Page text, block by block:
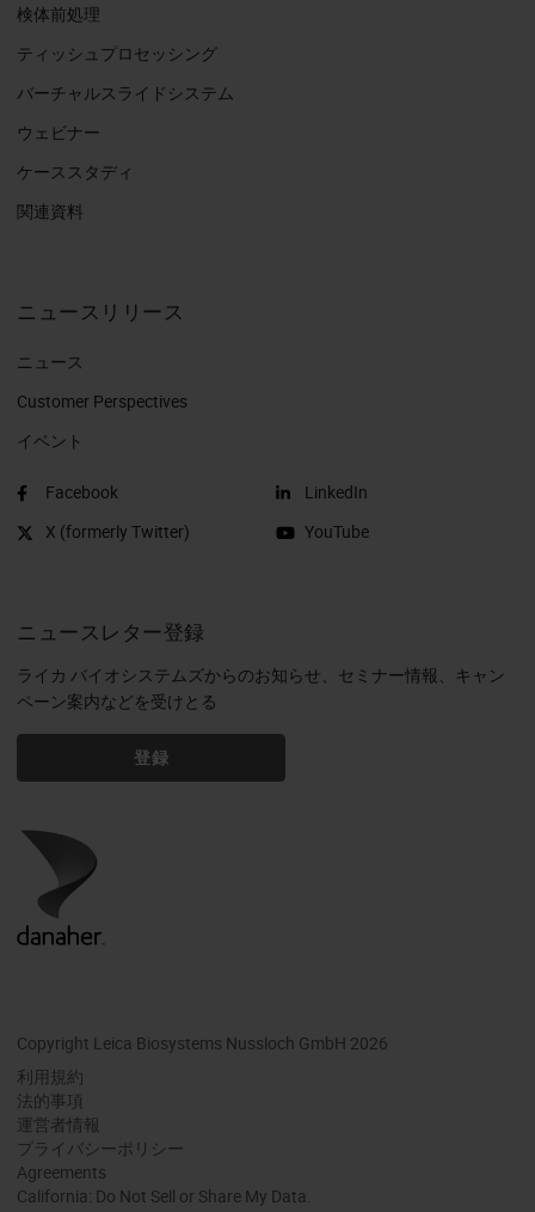
検体前処理
ティッシュプロセッシング
バーチャルスライドシステム
ウェビナー
ケーススタディ
関連資料
ニュースリリース
ニュース
Customer Perspectives​
イベント
Facebook
X (formerly Twitter)
LinkedIn
YouTube
ニュースレター登録
ライカ バイオシステムズからのお知らせ、セミナー情報、キャン
ペーン案内などを受けとる
登録
Copyright Leica Biosystems Nussloch GmbH 2026
利用規約
法的事項
運営者情報
プライバシーポリシー
Agreements
California: Do Not Sell or Share My Data.